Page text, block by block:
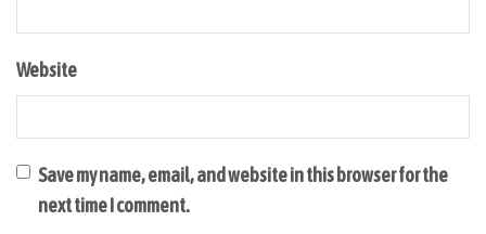
Website
Save my name, email, and website in this browser for the
next time I comment.